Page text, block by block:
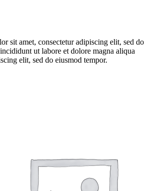
sit amet, consectetur adipiscing elit, sed do
ut labore et dolore magna aliqua
elit, sed do eiusmod tempor.